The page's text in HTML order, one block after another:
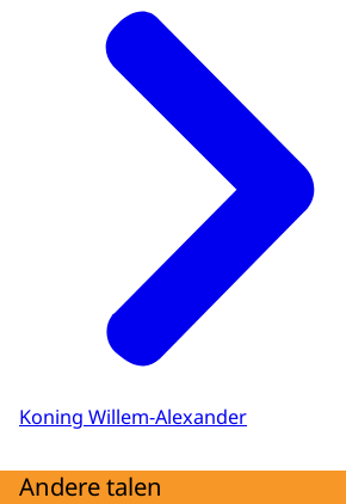
Koning Willem-Alexander
Andere talen